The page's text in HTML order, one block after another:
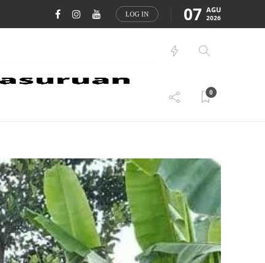
LOG IN 07 AGU
2026
0